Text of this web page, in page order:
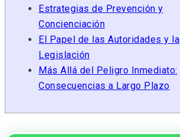
Estrategias de Prevención y
Concienciación
El Papel de las Autoridades y la
Legislación
Más Allá del Peligro Inmediato:
Consecuencias a Largo Plazo